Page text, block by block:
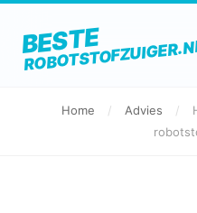
BESTE
Home / Advies /